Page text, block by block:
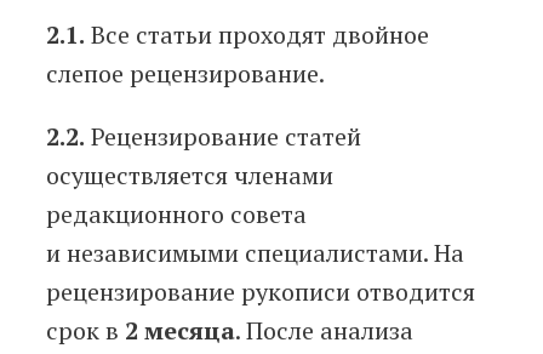
2.1. Все статьи проходят двойное
слепое рецензирование.
2.2. Рецензирование статей
осуществляется членами
редакционного совета
и независимыми специалистами. На
рецензирование рукописи отводится
срок в 2 месяца. После анализа